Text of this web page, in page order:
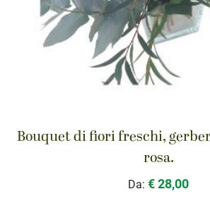
Bouquet di fiori freschi,
rosa.
Da: € 28,00